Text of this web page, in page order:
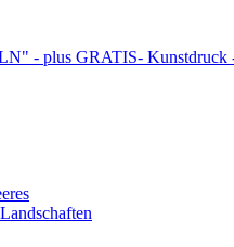
- plus GRATIS- Kunstdruck